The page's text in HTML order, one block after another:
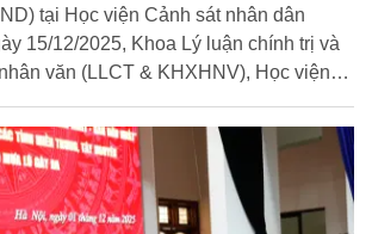
tại Học viện Cảnh sát nhân dân
15/12/2025, Khoa Lý luận chính trị và
văn (LLCT & KHXHNV), Học viện
Trung thành nhất - Gần dân nhất” trong
viên của đơn vị.